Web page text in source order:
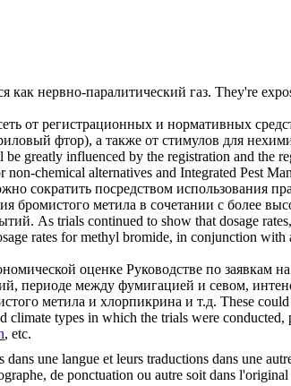
как нервно-паралитический газ. They're
от регистрационных и нормативных
фтор), а также от стимулов для
greatly influenced by the registration and the
chemical alternatives and Integrated Pest
сократить посредством использования
бромистого метила в сочетании с более
As trials continued to show that dosage
rates for methyl bromide, in conjunction with
оценке Руководстве по
периоде между фумигацией и севом,
метила и хлорпикрина и т.д. These
types in which the trials were
, etc.
une langue et leurs traductions dans une
de ponctuation ou autre soit dans